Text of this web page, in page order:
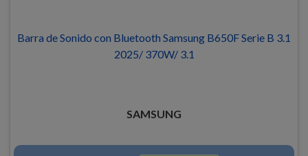
Barra de Sonido con Bluetooth Samsung B650F Serie B 3.1
2025/ 370W/ 3.1
SAMSUNG